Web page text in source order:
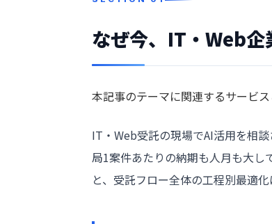
なぜ今、IT・Web
本記事のテーマに関連するサービ
IT・Web受託の現場でAI活用を相
局1案件あたりの納期も人月も大し
と、受託フロー全体の工程別最適化